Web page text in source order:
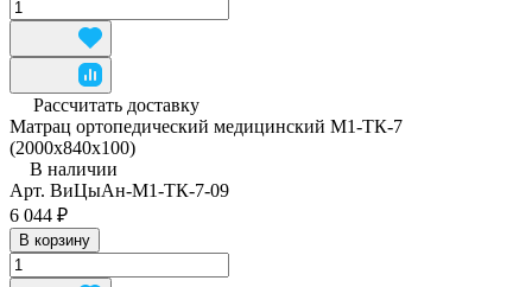
Рассчитать доставку
Матрац ортопедический медицинский М1-ТК-7
(2000x840x100)
В наличии
Арт. ВиЦыАн-М1-ТК-7-09
6 044 ₽
В корзину